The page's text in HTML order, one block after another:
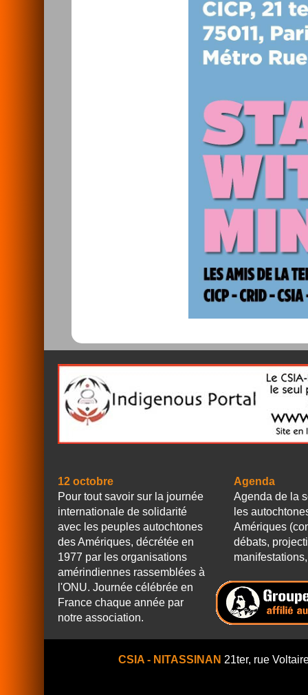
12 octobre
Pour tout savoir sur la journée
internationale de solidarité
avec les peuples autochtones
des Amériques, décrétée en
1977 par les organisations
amérindiennes rassemblées à
l'ONU. Journée célébrée en
France chaque année par
notre association.
Agenda
Agenda de la
les
Amériques
débats,
CSIA - NITASSINAN 21ter, rue